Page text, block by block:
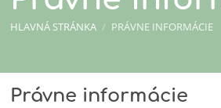
HLAVNÁ STRÁNKA / PRÁVNE INFORMÁCIE
Právne
Právne informácie